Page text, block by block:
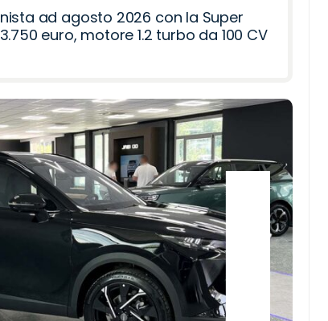
ad agosto 2026 con la Super
euro, motore 1.2 turbo da 100 CV